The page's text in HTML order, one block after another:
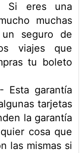
Si eres una
muchas
seguro de
viajes que
tu boleto
Esta garantía
tarjetas
la garantía
cosa que
las mismas si